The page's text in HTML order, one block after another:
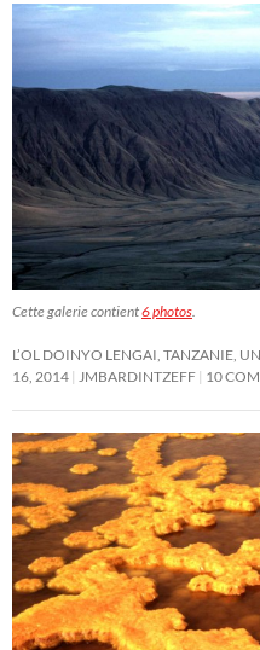
Cette galerie contient6 photos
L’OL DOINYO LENGAI, TANZANIE,
16, 2014
JMBARDINTZEFF 10